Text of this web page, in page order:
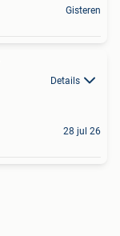
Gisteren
Details
28 jul 26